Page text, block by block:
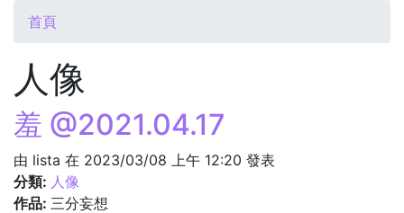
您在這裡
首頁
人像
羞 @2021.04.17
由 lista 在 2023/03/08 上午 12:20 發表
分類: 人像
作品: 三分妄想